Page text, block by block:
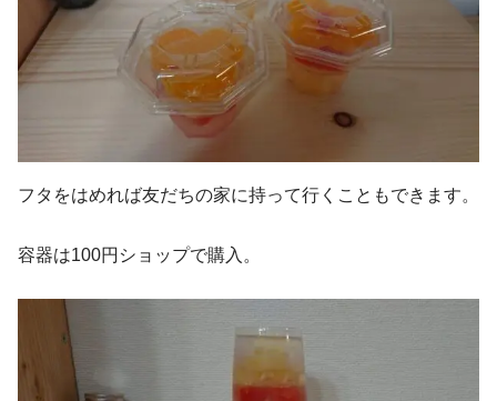
フタをはめれば友だちの家に持って行くこともできます。
容器は100円ショップで購入。